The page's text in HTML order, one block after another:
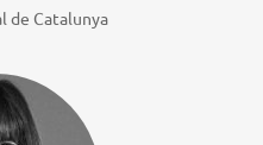
de Catalunya